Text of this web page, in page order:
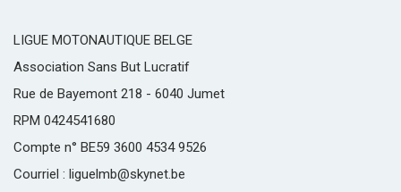
LIGUE MOTONAUTIQUE BELGE
Association Sans But Lucratif
Rue de Bayemont 218 - 6040 Jumet
RPM 0424541680
Compte n° BE59 3600 4534 9526
Courriel : liguelmb@skynet.be